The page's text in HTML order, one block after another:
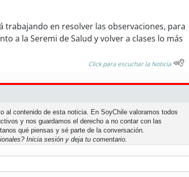
trabajando en resolver las observaciones, para
a la Seremi de Salud y volver a clases lo más
Click para escuchar la Noticia
al contenido de esta noticia. En SoyChile valoramos todos
y nos guardamos el derecho a no contar con las
qué piensas y sé parte de la conversación.
Inicia sesión y deja tu comentario.